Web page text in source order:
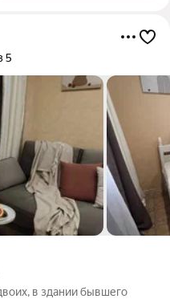
5
в здании бывшего